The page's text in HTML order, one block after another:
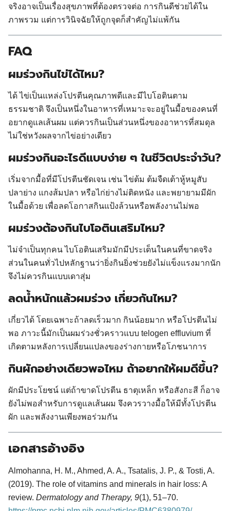
จริงอาจเป็นเรื่องสุขภาพที่ต้องตรวจต่อ การกินดีช่วยได้ใน
ภาพรวม แต่การวินิจฉัยให้ถูกจุดก็สำคัญไม่แพ้กัน
FAQ
ผมร่วงกินไข่ได้ไหม?
ได้ ไข่เป็นแหล่งโปรตีนคุณภาพดีและมีไบโอตินตาม
ธรรมชาติ จึงเป็นหนึ่งในอาหารที่เหมาะจะอยู่ในมื้อของคนที่
อยากดูแลเส้นผม แต่ควรกินเป็นส่วนหนึ่งของอาหารที่สมดุล
ไม่ใช่หวังผลจากไข่อย่างเดียว
ผมร่วงกินอะไรดีแบบง่าย ๆ ในชีวิตประจำวัน?
เริ่มจากมื้อที่มีโปรตีนชัดเจน เช่น ไข่ต้ม ต้มจืดเต้าหู้หมูสับ
ปลาย่าง แกงส้มปลา หรือไก่ย่างไม่ติดหนัง และพยายามมีผัก
ในมื้อด้วย เพื่อลดโอกาสกินแป้งล้วนหรือพลังงานไม่พอ
ผมร่วงต้องกินไบโอตินเสริมไหม?
ไม่จำเป็นทุกคน ไบโอตินเสริมมักมีประเด็นในคนที่ขาดจริง
ส่วนในคนทั่วไปหลักฐานว่ายิ่งกินยิ่งช่วยยังไม่แข็งแรงมากนัก
จึงไม่ควรกินแบบเดาสุ่ม
ลดน้ำหนักแล้วผมร่วง เกี่ยวกันไหม?
เกี่ยวได้ โดยเฉพาะถ้าลดเร็วมาก กินน้อยมาก หรือโปรตีนไม่
พอ ภาวะนี้มักเป็นผมร่วงชั่วคราวแบบ telogen effluvium ที่
เกิดตามหลังการเปลี่ยนแปลงของร่างกายหรือโภชนาการ
กินผักอย่างเดียวพอไหม ถ้าอยากให้ผมดีขึ้น?
ผักมีประโยชน์ แต่ถ้าขาดโปรตีน ธาตุเหล็ก หรือสังกะสี ก็อาจ
ยังไม่พอสำหรับการดูแลเส้นผม จึงควรวางมื้อให้มีทั้งโปรตีน
ผัก และพลังงานเพียงพอร่วมกัน
เอกสารอ้างอิง
Almohanna, H. M., Ahmed, A. A., Tsatalis, J. P., & Tosti, A.
(2019). The role of vitamins and minerals in hair loss: A
review. Dermatology and Therapy, 9(1), 51–70.